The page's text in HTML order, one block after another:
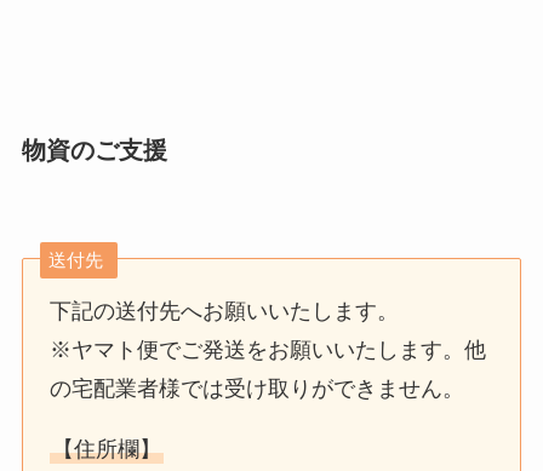
物資のご支援
送付先
下記の送付先へお願いいたします。
※ヤマト便でご発送をお願いいたします。他
の宅配業者様では受け取りができません。
【住所欄】